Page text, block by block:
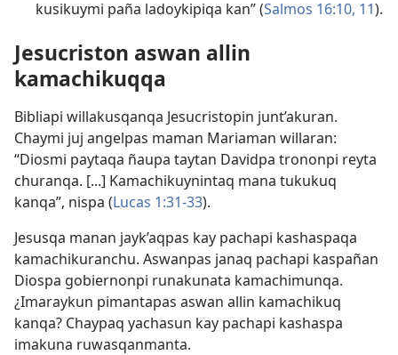
kusikuymi paña ladoykipiqa kan” (Salmos 16:10, 11).
Jesucriston aswan allin
kamachikuqqa
Bibliapi willakusqanqa Jesucristopin junt’akuran.
Chaymi juj angelpas maman Mariaman willaran:
“Diosmi paytaqa ñaupa taytan Davidpa trononpi reyta
churanqa. [...] Kamachikuynintaq mana tukukuq
kanqa”, nispa (Lucas 1:31-33).
Jesusqa manan jayk’aqpas kay pachapi kashaspaqa
kamachikuranchu. Aswanpas janaq pachapi kaspañan
Diospa gobiernonpi runakunata kamachimunqa.
¿Imaraykun pimantapas aswan allin kamachikuq
kanqa? Chaypaq yachasun kay pachapi kashaspa
imakuna ruwasqanmanta.